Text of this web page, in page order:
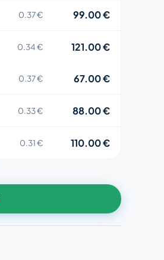
0.37 € 99.00 €
0.34 € 121.00 €
0.37 € 67.00 €
0.33 € 88.00 €
0.31 € 110.00 €